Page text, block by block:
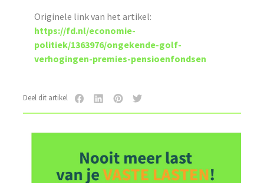
Originele link van het artikel:
https://fd.nl/economie-
politiek/1363976/ongekende-golf-
verhogingen-premies-pensioenfondsen
Deel dit artikel